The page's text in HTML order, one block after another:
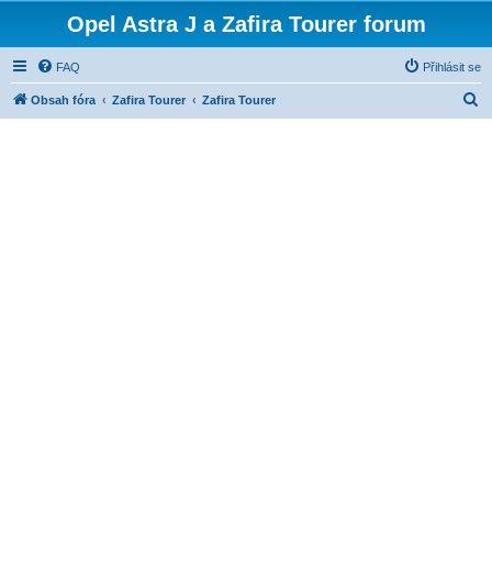
Opel Astra J a Zafira Tourer forum
FAQ Přihlásit se
Obsah fóra Zafira Tourer Zafira Tourer